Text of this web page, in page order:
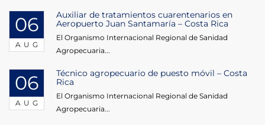
06
AUG
Auxiliar de tratamientos cuarentenarios en
Aeropuerto Juan Santamaría – Costa Rica
El Organismo Internacional Regional de Sanidad
Agropecuaria...
06
AUG
Técnico agropecuario de puesto móvil – Costa
Rica
El Organismo Internacional Regional de Sanidad
Agropecuaria...